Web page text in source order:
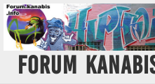
Forum